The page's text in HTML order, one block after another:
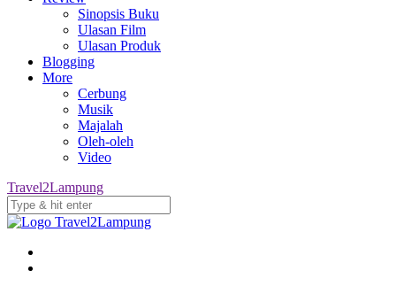
Sinopsis Buku
Ulasan Film
Ulasan Produk
Blogging
More
Cerbung
Musik
Majalah
Oleh-oleh
Video
Travel2Lampung